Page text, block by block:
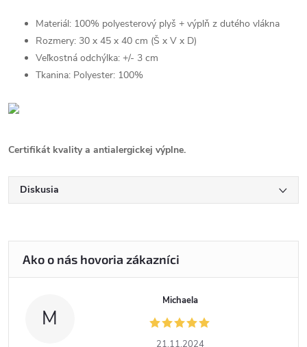
Materiál: 100% polyesterový plyš + výplň z dutého vlákna
Rozmery: 30 x 45 x 40 cm (Š x V x D)
Veľkostná odchýlka: +/- 3 cm
Tkanina: Polyester: 100%
Certifikát kvality a antialergickej výplne.
Diskusia
M
Michaela
21.11.2024